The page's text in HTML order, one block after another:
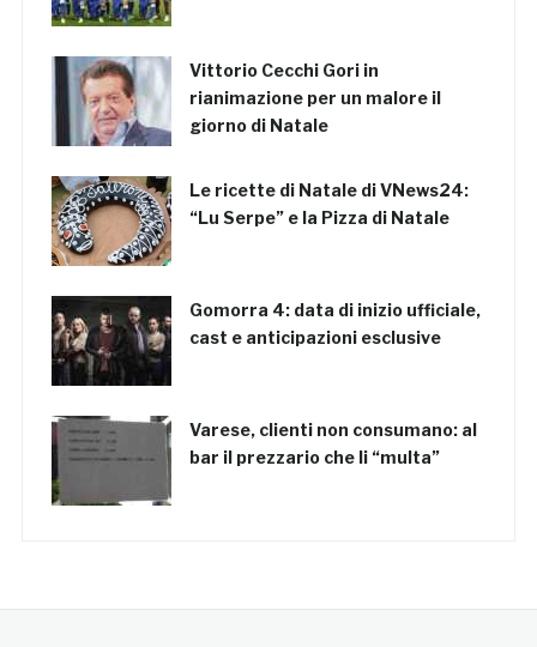
Vittorio Cecchi Gori in
rianimazione per un malore il
giorno di Natale
Le ricette di Natale di VNews24:
“Lu Serpe” e la Pizza di Natale
Gomorra 4: data di inizio ufficiale,
cast e anticipazioni esclusive
Varese, clienti non consumano: al
bar il prezzario che li “multa”